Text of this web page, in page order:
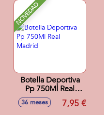
NOVEDAD
Botella Deportiva
Pp 750Ml Real
Madrid
36 meses 7,95 €